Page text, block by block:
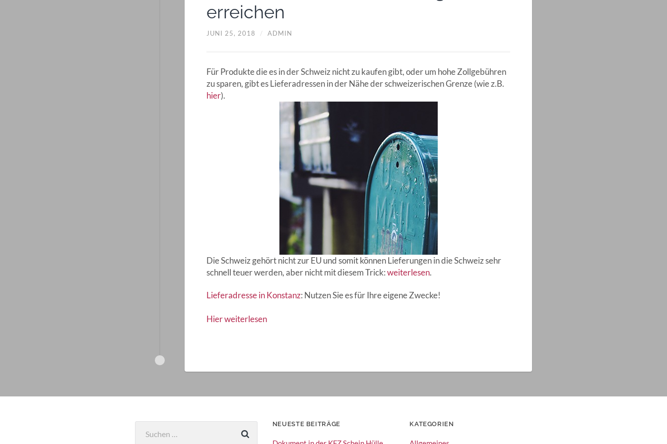
erreichen
JUNI 25, 2018 / ADMIN
Für Produkte die es in der Schweiz nicht zu kaufen gibt, oder um hohe Zollgebühren
zu sparen, gibt es Lieferadressen in der Nähe der schweizerischen Grenze (wie z.B.
hier).
Die Schweiz gehört nicht zur EU und somit können Lieferungen in die Schweiz sehr
schnell teuer werden, aber nicht mit diesem Trick:weiterlesen.
Lieferadresse in Konstanz: Nutzen Sie es für Ihre eigene Zwecke!
Hier weiterlesen
nach:
NEUESTE BEITRÄGE KATEGORIEN